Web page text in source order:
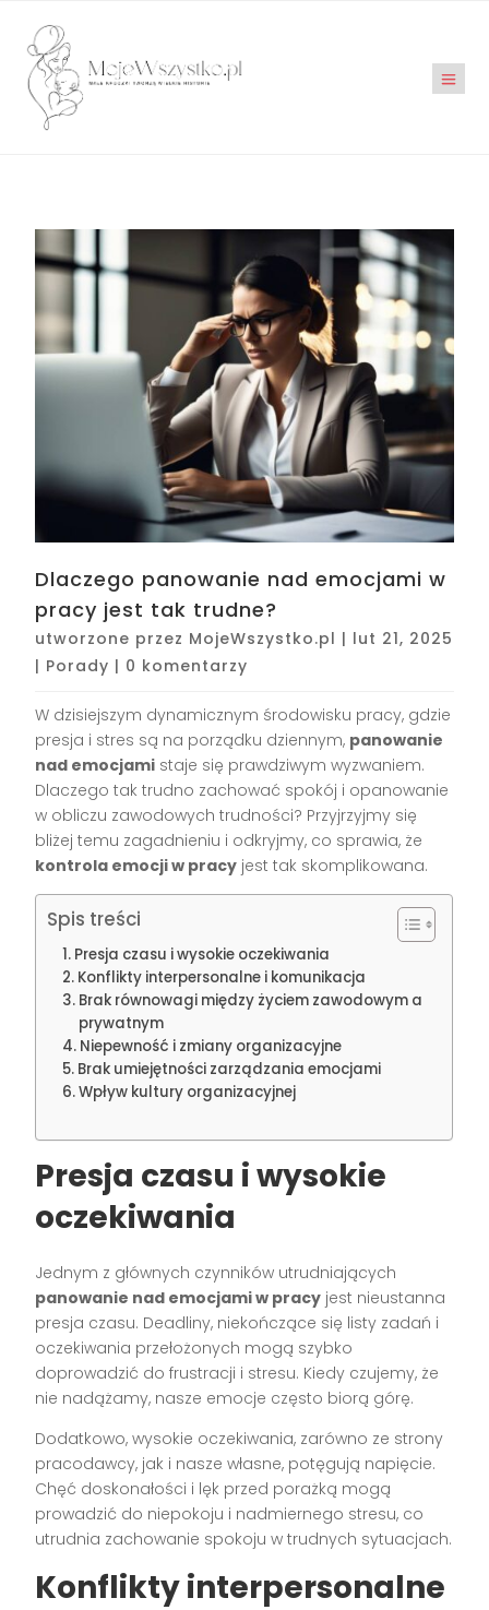
Dlaczego panowanie nad emocjami w
pracy jest tak trudne?
utworzone przez MojeWszystko.pl | lut 21, 2025
| Porady | 0 komentarzy
W dzisiejszym dynamicznym środowisku pracy, gdzie
presja i stres są na porządku dziennym, panowanie
nad emocjami staje się prawdziwym wyzwaniem.
Dlaczego tak trudno zachować spokój i opanowanie
w obliczu zawodowych trudności? Przyjrzyjmy się
bliżej temu zagadnieniu i odkryjmy, co sprawia, że
kontrola emocji w pracy jest tak skomplikowana.
Spis treści
Presja czasu i wysokie oczekiwania
Konflikty interpersonalne i komunikacja
Brak równowagi między życiem zawodowym a
prywatnym
Niepewność i zmiany organizacyjne
Brak umiejętności zarządzania emocjami
Wpływ kultury organizacyjnej
Presja czasu i wysokie
oczekiwania
Jednym z głównych czynników utrudniających
panowanie nad emocjami w pracy jest nieustanna
presja czasu. Deadliny, niekończące się listy zadań i
oczekiwania przełożonych mogą szybko
doprowadzić do frustracji i stresu. Kiedy czujemy, że
nie nadążamy, nasze emocje często biorą górę.
Dodatkowo, wysokie oczekiwania, zarówno ze strony
pracodawcy, jak i nasze własne, potęgują napięcie.
Chęć doskonałości i lęk przed porażką mogą
prowadzić do niepokoju i nadmiernego stresu, co
utrudnia zachowanie spokoju w trudnych sytuacjach.
Konflikty interpersonalne